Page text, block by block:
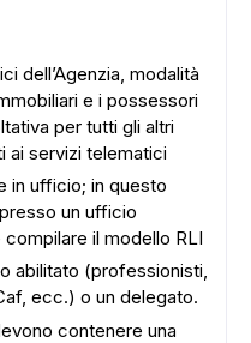
dell’Agenzia, modalità
e i possessori
per tutti gli altri
ai servizi telematici
in ufficio; in questo
un ufficio
compilare il modello RLI
abilitato (professionisti,
ecc.) o un delegato.
contenere una